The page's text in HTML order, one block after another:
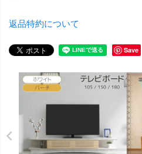
返品特約について
Save